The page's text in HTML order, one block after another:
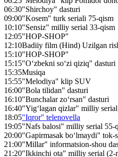
06:30"Shirchoy" dasturi
09:00"Kosem" turk seriali 75-qism
10:10"Sensiz" milliy serial 33-qism
12:05"HOP-SHOP"
12:10Badiiy film (Hind) Uzilgan
15:10"HOP-SHOP"
15:15"O‘zbekni so‘zi qiziq" dasturi
15:35Musiqa
15:55"Melodiya" klip SUV
16:00"Bola tilidan" dasturi
16:10"Bunchalar zo‘rsan" dasturi
16:40"Yig‘lagan qizlar" milliy
18:05"Iqror" telenovella
19:05"Nafs balosi" milliy serial 55-
20:00"Gapirmasak bo‘lmaydi" tok-
21:00"Millar" informatsion-shou
21:20"Ikkinchi ota" milliy serial (2-